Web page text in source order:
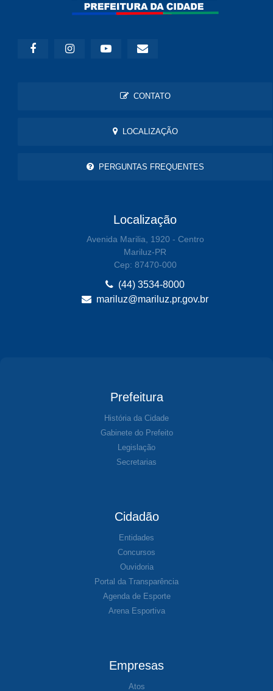
CONTATO
LOCALIZAÇÃO
PERGUNTAS FREQUENTES
Localização
Avenida Marilia, 1920 - Centro
Mariluz-PR
Cep: 87470-000
(44) 3534-8000
mariluz@mariluz.pr.gov.br
Prefeitura
História da Cidade
Gabinete do Prefeito
Legislação
Secretarias
Cidadão
Entidades
Concursos
Ouvidoria
Portal da Transparência
Agenda de Esporte
Arena Esportiva
Empresas
Atos